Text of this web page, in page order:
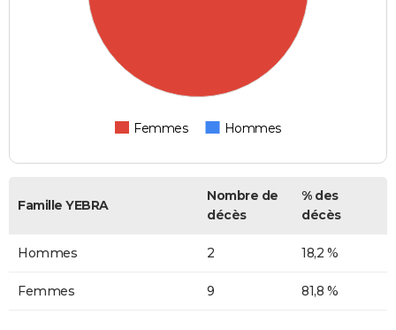
Femmes Hommes
Famille YEBRA
Nombre de
décès
% des
décès
Hommes 2 18,2 %
Femmes 9 81,8 %